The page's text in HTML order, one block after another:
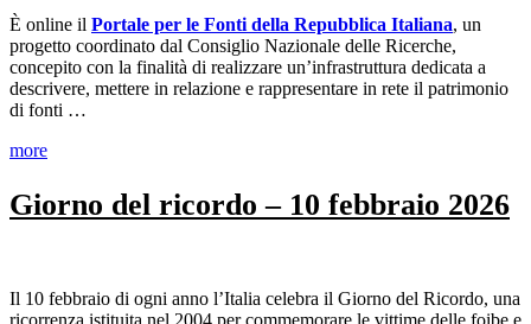
È online il Portale per le Fonti della Repubblica Italiana, un
progetto coordinato dal Consiglio Nazionale delle Ricerche,
concepito con la finalità di realizzare un’infrastruttura dedicata a
descrivere, mettere in relazione e rappresentare in rete il patrimonio
di fonti …
more
Giorno del ricordo – 10 febbraio 2026
Il 10 febbraio di ogni anno l’Italia celebra il Giorno del Ricordo, una